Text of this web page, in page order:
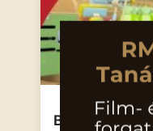
Bing – A